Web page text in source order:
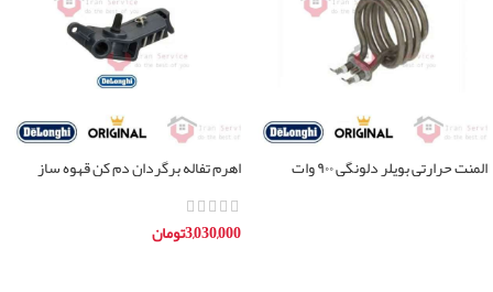
المنت حرارتی بویلر دلونگی ۹۰۰ وات
اهرم تفاله برگردان دم کن قهوه ساز
دلونگی
3,030,000تومان